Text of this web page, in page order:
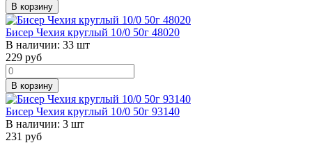
В корзину
Бисер Чехия круглый 10/0 50г 48020
В наличии: 33 шт
229 руб
В корзину
Бисер Чехия круглый 10/0 50г 93140
В наличии: 3 шт
231 руб